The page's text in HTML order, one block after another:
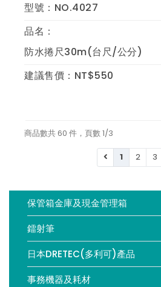
型號：NO.4027
品名：
防水捲尺30m(台尺/公分)
建議售價：NT$550
商品數共 60 件，頁數 1/3
1 2 3
保管箱金庫及現金管理箱
鐳射筆
日本DRETEC(多利可)產品
事務機器及耗材